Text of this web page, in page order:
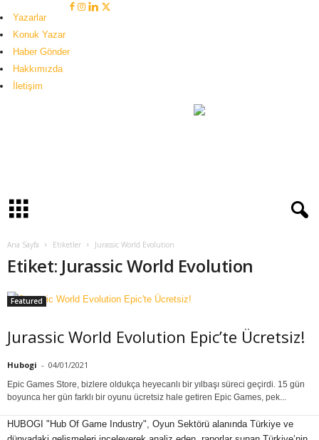
Yazarlar
Konuk Yazar
Haber Gönder
Hakkımızda
İletişim
Ana Sayfa Etiketler Jurassic World Evolution
Etiket: Jurassic World Evolution
Featured
Jurassic World Evolution Epic’te Ücretsiz!
Hubogi - 04/01/2021
Epic Games Store, bizlere oldukça heyecanlı bir yılbaşı süreci geçirdi. 15 gün
boyunca her gün farklı bir oyunu ücretsiz hale getiren Epic Games, pek...
HUBOGI "Hub Of Game Industry", Oyun Sektörü alanında Türkiye ve